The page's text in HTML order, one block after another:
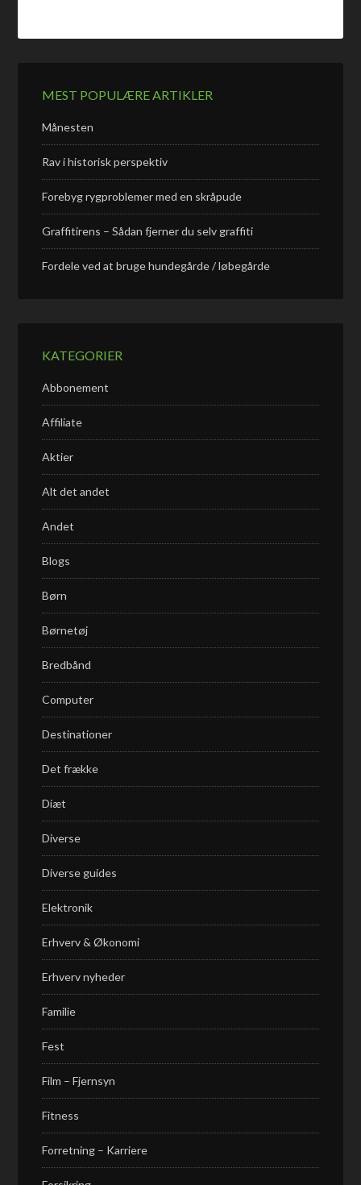
MEST POPULÆRE ARTIKLER
Månesten
Rav i historisk perspektiv
Forebyg rygproblemer med en skråpude
Graffitirens – Sådan fjerner du selv graffiti
Fordele ved at bruge hundegårde / løbegårde
KATEGORIER
Abbonement
Affiliate
Aktier
Alt det andet
Andet
Blogs
Børn
Børnetøj
Bredbånd
Computer
Destinationer
Det frække
Diæt
Diverse
Diverse guides
Elektronik
Erhverv & Økonomi
Erhverv nyheder
Familie
Fest
Film – Fjernsyn
Fitness
Forretning – Karriere